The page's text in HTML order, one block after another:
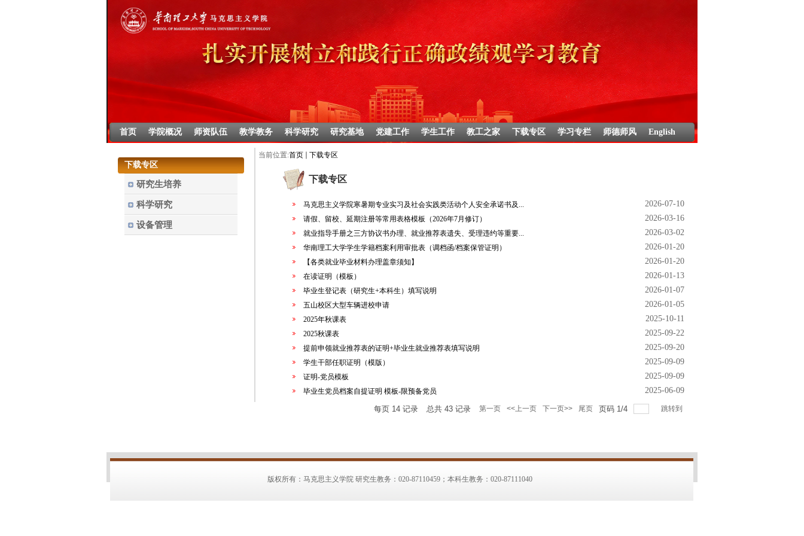
首页 学院概况 师资队伍 教学教务 科学研究 研究基地 党建工作 学生工作 教工之家 下载专区 学习专栏 师德师风 English
下载专区
研究生培养
科学研究
设备管理
当前位置:首页 下载专区
下载专区
马克思主义学院寒暑期专业实习及社会实践类活动个人安全承诺书及... 2026-07-10
请假、留校、延期注册等常用表格模板（2026年7月修订） 2026-03-16
就业指导手册之三方协议书办理、就业推荐表遗失、受理违约等重要... 2026-03-02
华南理工大学学生学籍档案利用审批表（调档函/档案保管证明） 2026-01-20
【各类就业毕业材料办理盖章须知】 2026-01-20
在读证明（模板） 2026-01-13
毕业生登记表（研究生+本科生）填写说明 2026-01-07
五山校区大型车辆进校申请 2026-01-05
2025年秋课表 2025-10-11
2025秋课表 2025-09-22
提前申领就业推荐表的证明+毕业生就业推荐表填写说明 2025-09-20
学生干部任职证明（模版） 2025-09-09
证明-党员模板 2025-09-09
毕业生党员档案自提证明 模板-限预备党员 2025-06-09
每页 14 记录 总共 43 记录 第一页 <<上一页 下一页>> 尾页 页码 1/4 跳转到
版权所有：马克思主义学院 研究生教务：020-87110459；本科生教务：020-87111040